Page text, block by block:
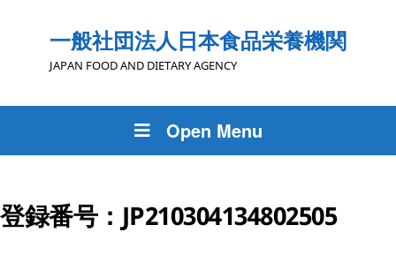
一般社団法人日本食品栄養機関
JAPAN FOOD AND DIETARY AGENCY
Open Menu
登録番号：JP210304134802505